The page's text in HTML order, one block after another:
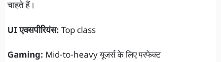
चाहते हैं।
UI एक्सपीरियंस: Top class
Gaming: Mid-to-heavy यूजर्स के लिए परफेक्ट